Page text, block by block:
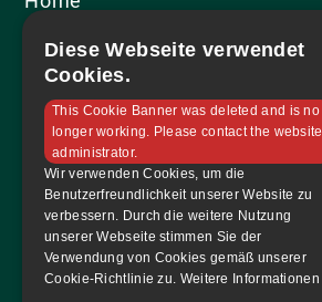
Sponsoren
Kontakt
Tickets & Magazin
Tickets bestellen
Dauerkarte
Hallenmagazin
Diese Webseite verwendet
Cookies.
This Cookie Banner was deleted and is no
longer working. Please contact the website
administrator.
Wir verwenden Cookies, um die
Benutzerfreundlichkeit unserer Website zu
verbessern. Durch die weitere Nutzung
unserer Webseite stimmen Sie der
Verwendung von Cookies gemäß unserer
Cookie-Richtlinie zu. Weitere Informationen